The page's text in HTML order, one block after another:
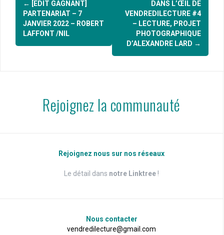
d'article
←
[EDIT GAGNANT]
PARTENARIAT – 7
JANVIER 2022 – ROBERT
LAFFONT /NIL
DANS L’ŒIL DE
VENDREDILECTURE #4
– LECTURE, PROJET
PHOTOGRAPHIQUE
D’ALEXANDRE LARD →
Rejoignez la communauté
Rejoignez nous sur nos réseaux
Le détail dans notre Linktree !
Nous contacter
vendredilecture@gmail.com